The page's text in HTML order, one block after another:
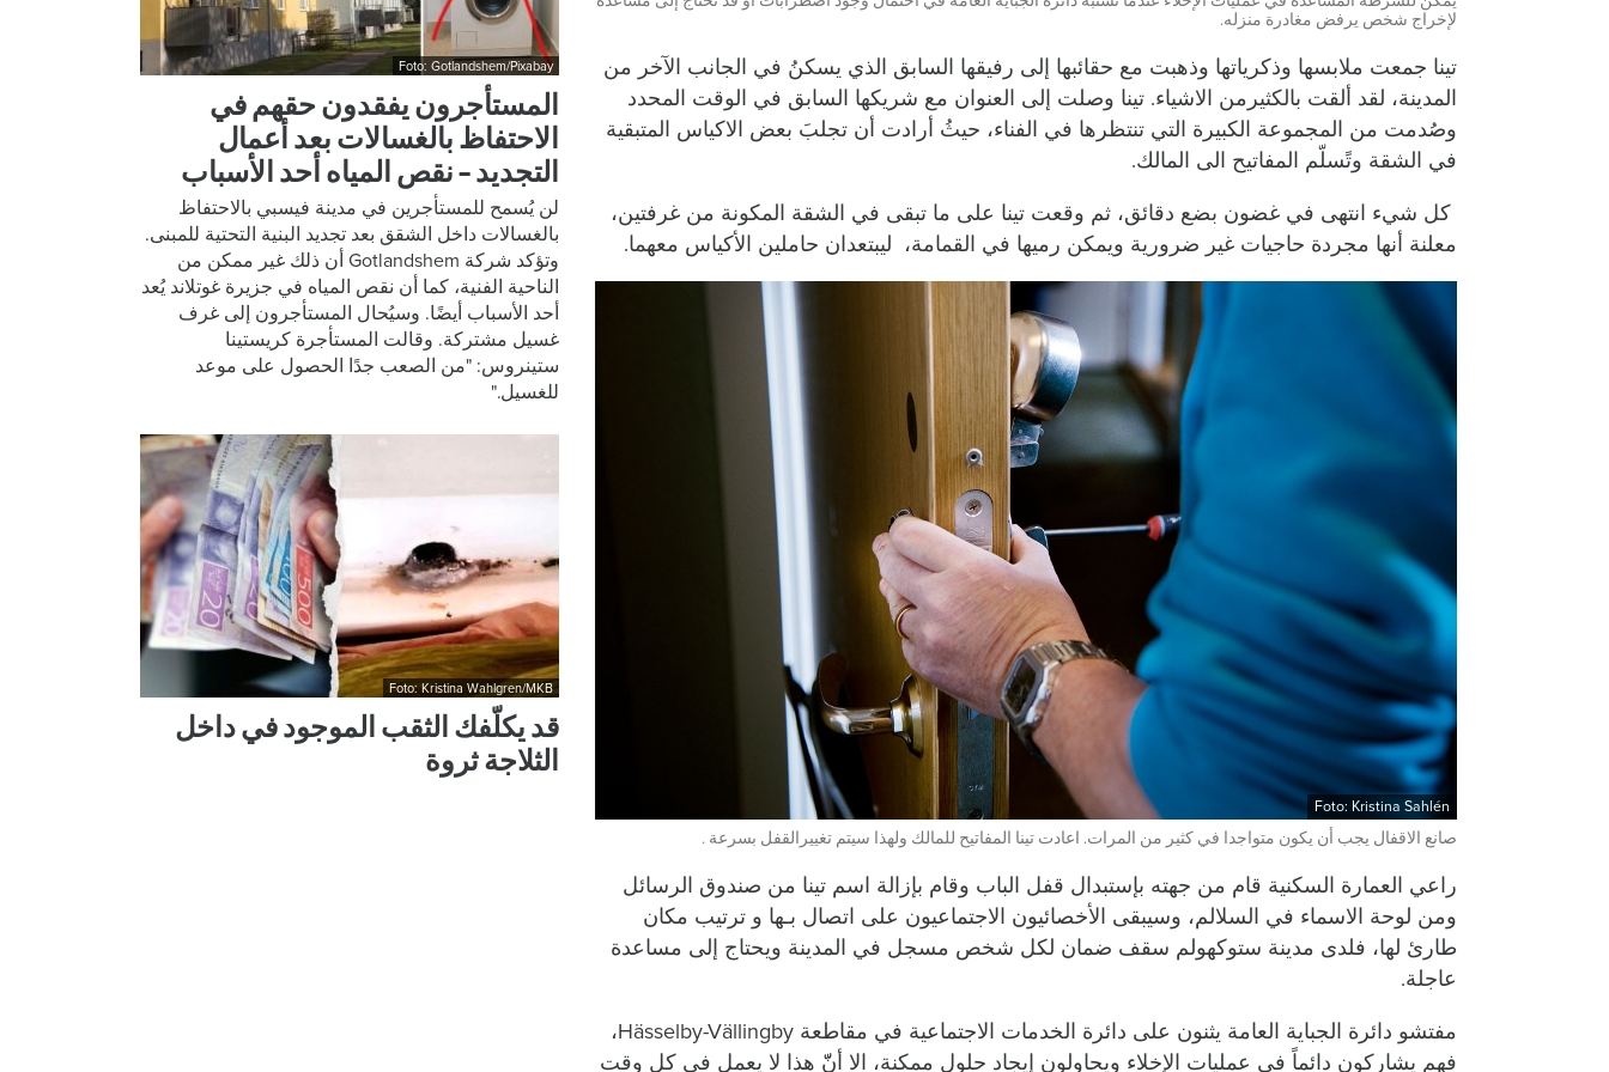
لإخراج شخص يرفض مغادرة منزله.
تينا جمعت ملابسها وذكرياتها وذهبت مع حقائبها إلى رفيقها السابق الذي يسكنُ في الجانب الآخر من
المدينة، لقد ألقت بالكثيرمن الاشياء. تينا وصلت إلى العنوان مع شريكها السابق في الوقت المحدد
وصُدمت من المجموعة الكبيرة التي تنتظرها في الفناء، حيثُ أرادت أن تجلبَ بعض الاكياس المتبقية
في الشقة وتًسلّم المفاتيح الى المالك.
كل شيء انتهى في غضون بضع دقائق، ثم وقعت تينا على ما تبقى في الشقة المكونة من غرفتين،
معلنة أنها مجردة حاجيات غير ضرورية ويمكن رميها في القمامة، ليبتعدان حاملين الأكياس معهما.
Foto: Kristina Sahlén
صانع الاقفال يجب أن يكون متواجدا في كثير من المرات. اعادت تينا المفاتيح للمالك ولهذا سيتم تغييرالقفل بسرعة .
راعي العمارة السكنية قام من جهته بإستبدال قفل الباب وقام بإزالة اسم تينا من صندوق الرسائل
ومن لوحة الاسماء في السلالم، وسيبقى الأخصائيون الاجتماعيون على اتصال بـها و ترتيب مكان
طارئ لها، فلدى مدينة ستوكهولم سقف ضمان لكل شخص مسجل في المدينة ويحتاج إلى مساعدة
عاجلة.
مفتشو دائرة الجباية العامة يثنون على دائرة الخدمات الاجتماعية في مقاطعة Hässelby-Vällingby،
فهم يشاركون دائماً في عمليات الإخلاء ويحاولون إيجاد حلول ممكنة، الا أنّّ هذا لا يعمل في كل وقت
Foto: Gotlandshem/Pixabay
المستأجرون يفقدون حقهم في
الاحتفاظ بالغسالات بعد أعمال
التجديد – نقص المياه أحد الأسباب
لن يُسمح للمستأجرين في مدينة فيسبي بالاحتفاظ
بالغسالات داخل الشقق بعد تجديد البنية التحتية للمبنى.
وتؤكد شركة Gotlandshem أن ذلك غير ممكن من
الناحية الفنية، كما أن نقص المياه في جزيرة غوتلاند يُعد
أحد الأسباب أيضًا. وسيُحال المستأجرون إلى غرف
غسيل مشتركة. وقالت المستأجرة كريستينا
ستينروس: "من الصعب جدًا الحصول على موعد
للغسيل."
Foto: Kristina Wahlgren/MKB
قد يكلّفك الثقب الموجود في داخل
الثلاجة ثروة